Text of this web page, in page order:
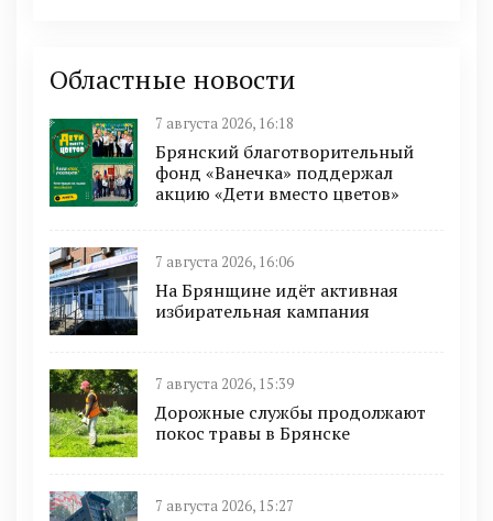
Областные новости
7 августа 2026, 16:18
Брянский благотворительный
фонд «Ванечка» поддержал
акцию «Дети вместо цветов»
7 августа 2026, 16:06
На Брянщине идёт активная
избирательная кампания
7 августа 2026, 15:39
Дорожные службы продолжают
покос травы в Брянске
7 августа 2026, 15:27